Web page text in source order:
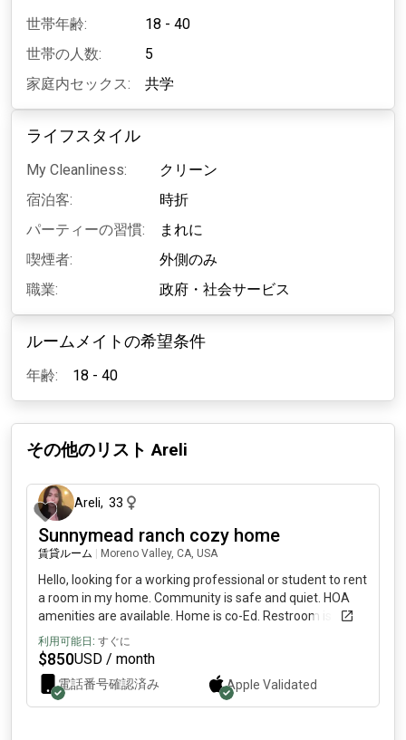
世帯年齢:
18 - 40
世帯の人数:
5
家庭内セックス:
共学
ライフスタイル
My Cleanliness:
クリーン
宿泊客:
時折
パーティーの習慣:
まれに
喫煙者:
外側のみ
職業:
政府・社会サービス
ルームメイトの希望条件
年齢: 18 - 40
その他のリスト Areli
Areli, 33
Sunnymead ranch cozy home
賃貸ルーム Moreno Valley, CA, USA
Hello, looking for a working professional or student to rent
a room in my home. Community is safe and quiet. HOA
amenities are available. Home is co-Ed. Restroom is
shared as well.
利用可能日: すぐに
$850USD / month
電話番号確認済み Apple Validated